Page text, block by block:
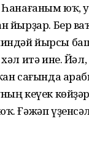
Һанағаным юҡ,
йырҙар. Бер
йырсы
хәл итә ине.
сағында
кеүек
Ғәжәп